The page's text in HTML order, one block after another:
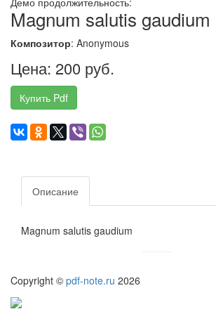
Magnum salutis gaudium
Композитор: Anonymous
Цена: 200 руб.
Купить Pdf
Описание
Magnum salutis gaudium
Copyright © pdf-note.ru 2026